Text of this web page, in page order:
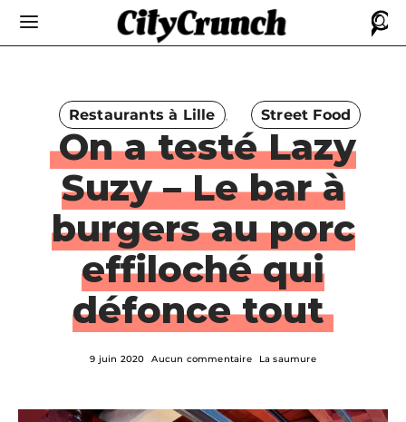
Restaurants à Lille Street Food
On a testé Lazy
Suzy – Le bar à
burgers au porc
effiloché qui
défonce tout
9 juin 2020 Aucun commentaire La saumure